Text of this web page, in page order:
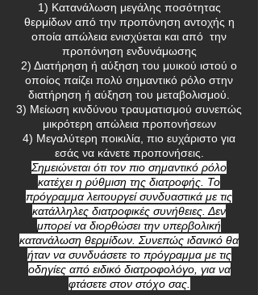
1) Κατανάλωση μεγάλης ποσότητας
θερμίδων από την προπόνηση αντοχής η
οποία απώλεια ενισχύεται και από την
προπόνηση ενδυνάμωσης
2) Διατήρηση ή αύξηση του μυικού ιστού ο
οποίος παίζει πολύ σημαντικό ρόλο στην
διατήρηση ή αύξηση του μεταβολισμού.
3) Μείωση κινδύνου τραυματισμού συνεπώς
μικρότερη απώλεια προπονήσεων
4) Μεγαλύτερη ποικιλία, πιο ευχάριστο για
εσάς να κάνετε προπονήσεις.
Σημειώνεται ότι τον πιο σημαντικό ρόλο
κατέχει η ρύθμιση της διατροφής. Το
πρόγραμμα λειτουργεί συνδυαστικά με τις
κατάλληλες διατροφικές συνήθειες. Δεν
μπορεί να διορθώσει την υπερβολική
κατανάλωση θερμίδων. Συνεπώς ιδανικό θα
ήταν να συνδυάσετε το πρόγραμμα με τις
οδηγίες από ειδικό διατροφολόγο, για να
φτάσετε στον στόχο σας.